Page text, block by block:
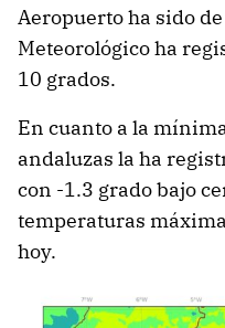
Aeropuerto ha sido
Meteorológico ha
10 grados.
En cuanto a la
andaluzas la ha
con -1.3 grado bajo
temperaturas
hoy.